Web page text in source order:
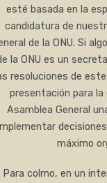
esté basada en la
candidatura de
de la ONU. Si
la ONU es un
resoluciones de
presentación para la
Asamblea General
máximo
Para colmo, en un